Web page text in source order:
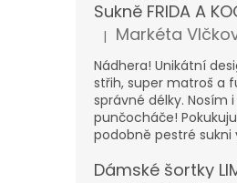
Sukně FRIDA A
Hodnocení produktu
| Markéta
Nádhera! Unikátní
střih, super matroš a
správné délky. Nosím
punčocháče!
podobně pestré sukni
Dámské šortky